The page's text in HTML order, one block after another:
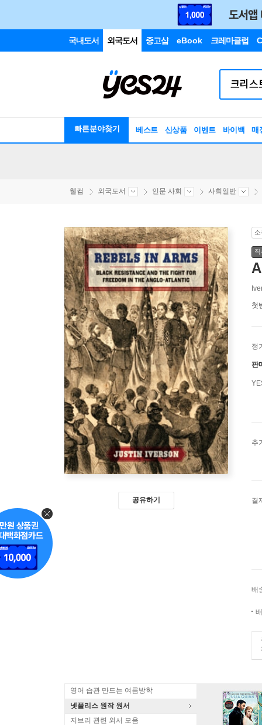
국내도서 외국도서 중고샵 eBook 크레마클럽
빠른분야찾기 베스트 신상품 이벤트 바이백 매
웰컴 외국도서 인문 사회 사회일반
공유하기
첫
정
판
추
결
배
영어 습관 만드는 여름방학
넷플리스 원작 원서
지브리 관련 외서 모음